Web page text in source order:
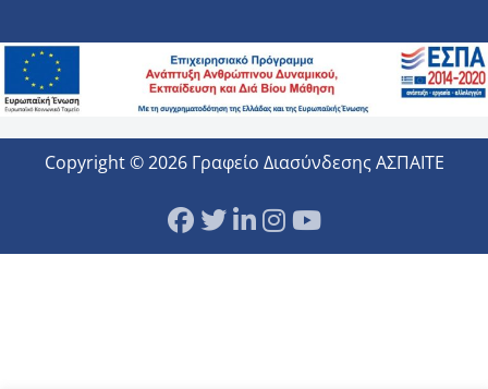
Copyright © 2026 Γραφείο Διασύνδεσης ΑΣΠΑΙΤΕ